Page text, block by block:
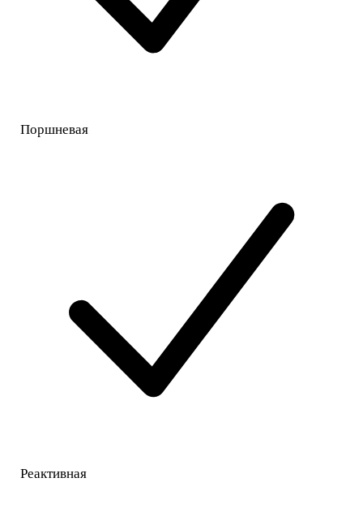
Поршневая
Реактивная